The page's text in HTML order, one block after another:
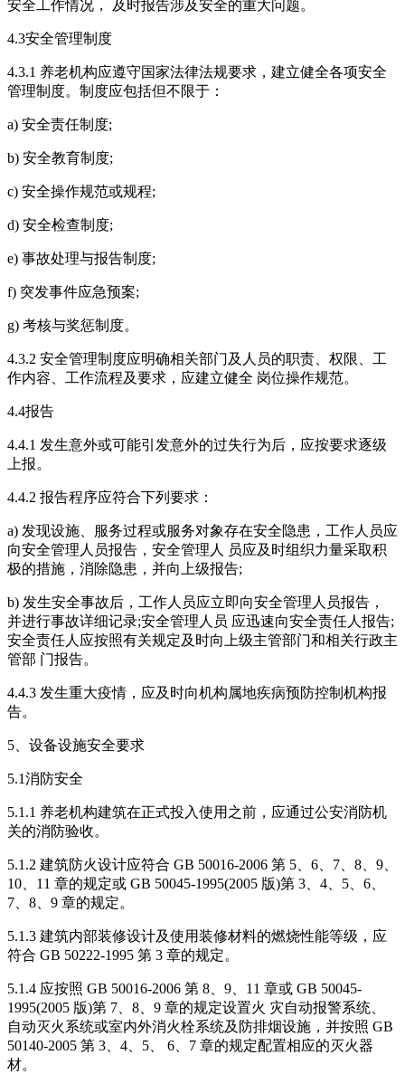
安全工作情况， 及时报告涉及安全的重大问题。
4.3安全管理制度
4.3.1 养老机构应遵守国家法律法规要求，建立健全各项安全
管理制度。制度应包括但不限于：
a) 安全责任制度;
b) 安全教育制度;
c) 安全操作规范或规程;
d) 安全检查制度;
e) 事故处理与报告制度;
f) 突发事件应急预案;
g) 考核与奖惩制度。
4.3.2 安全管理制度应明确相关部门及人员的职责、权限、工
作内容、工作流程及要求，应建立健全 岗位操作规范。
4.4报告
4.4.1 发生意外或可能引发意外的过失行为后，应按要求逐级
上报。
4.4.2 报告程序应符合下列要求：
a) 发现设施、服务过程或服务对象存在安全隐患，工作人员应
向安全管理人员报告，安全管理人 员应及时组织力量采取积
极的措施，消除隐患，并向上级报告;
b) 发生安全事故后，工作人员应立即向安全管理人员报告，
并进行事故详细记录;安全管理人员 应迅速向安全责任人报告;
安全责任人应按照有关规定及时向上级主管部门和相关行政主
管部 门报告。
4.4.3 发生重大疫情，应及时向机构属地疾病预防控制机构报
告。
5、设备设施安全要求
5.1消防安全
5.1.1 养老机构建筑在正式投入使用之前，应通过公安消防机
关的消防验收。
5.1.2 建筑防火设计应符合 GB 50016-2006 第 5、6、7、8、9、
10、11 章的规定或 GB 50045-1995(2005 版)第 3、4、5、6、
7、8、9 章的规定。
5.1.3 建筑内部装修设计及使用装修材料的燃烧性能等级，应
符合 GB 50222-1995 第 3 章的规定。
5.1.4 应按照 GB 50016-2006 第 8、9、11 章或 GB 50045-
1995(2005 版)第 7、8、9 章的规定设置火 灾自动报警系统、
自动灭火系统或室内外消火栓系统及防排烟设施，并按照 GB
50140-2005 第 3、4、5、 6、7 章的规定配置相应的灭火器
材。